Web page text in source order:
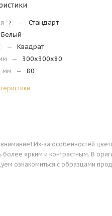
? —
Стандарт
Белый
—
Квадрат
—
300х300х80
мм
— 80
Из-за особенностей
более ярким и контрастным. В
ознакомиться с образцами